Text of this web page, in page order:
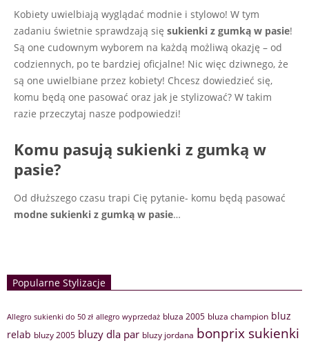
Kobiety uwielbiają wyglądać modnie i stylowo! W tym
zadaniu świetnie sprawdzają się sukienki z gumką w pasie!
Są one cudownym wyborem na każdą możliwą okazję – od
codziennych, po te bardziej oficjalne! Nic więc dziwnego, że
są one uwielbiane przez kobiety! Chcesz dowiedzieć się,
komu będą one pasować oraz jak je stylizować? W takim
razie przeczytaj nasze podpowiedzi!
Komu pasują sukienki z gumką w
pasie?
Od dłuższego czasu trapi Cię pytanie- komu będą pasować
modne sukienki z gumką w pasie…
Popularne Stylizacje
Allegro sukienki do 50 zł allegro wyprzedaż bluza 2005 bluza champion bluz
relab bluzy 2005 bluzy dla par bluzy jordana bonprix sukienki